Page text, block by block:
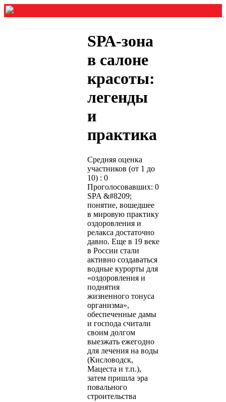
SРА-зона
в салоне
красоты:
легенды
и
практика
Средняя оценка
участников (от 1 до
10) : 0
Проголосовавших: 0
SPA &#8209;
понятие, вошедшее
в мировую практику
оздоровления и
релакса достаточно
давно. Еще в 19 веке
в России стали
активно создаваться
водные курорты для
«оздоровления и
поднятия
жизненного тонуса
организма»,
обеспеченные дамы
и господа считали
своим долгом
выезжать ежегодно
для лечения на воды
(Кисловодск,
Мацеста и т.п.),
затем пришла эра
повального
строительства